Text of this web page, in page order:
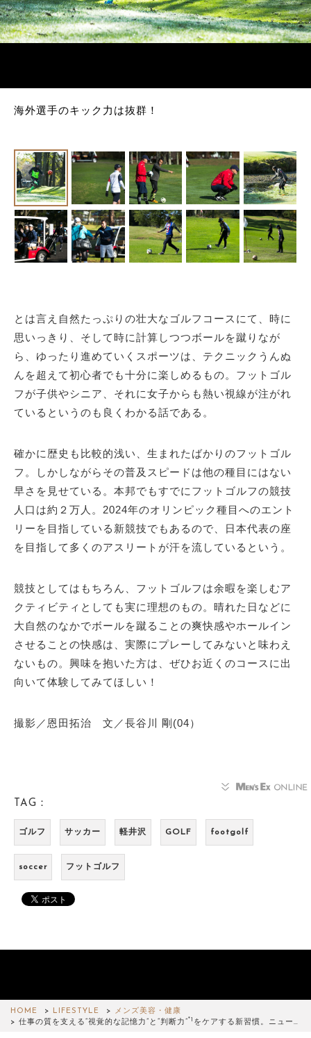
海外選手のキック力は抜群！
とは言え自然たっぷりの壮大なゴルフコースにて、時に
思いっきり、そして時に計算しつつボールを蹴りなが
ら、ゆったり進めていくスポーツは、テクニックうんぬ
んを超えて初心者でも十分に楽しめるもの。フットゴル
フが子供やシニア、それに女子からも熱い視線が注がれ
ているというのも良くわかる話である。
確かに歴史も比較的浅い、生まれたばかりのフットゴル
フ。しかしながらその普及スピードは他の種目にはない
早さを見せている。本邦でもすでにフットゴルフの競技
人口は約２万人。2024年のオリンピック種目へのエント
リーを目指している新競技でもあるので、日本代表の座
を目指して多くのアスリートが汗を流しているという。
競技としてはもちろん、フットゴルフは余暇を楽しむア
クティビティとしても実に理想のもの。晴れた日などに
大自然のなかでボールを蹴ることの爽快感やホールイン
させることの快感は、実際にプレーしてみないと味わえ
ないもの。興味を抱いた方は、ぜひお近くのコースに出
向いて体験してみてほしい！
撮影／恩田拓治 文／長谷川 剛(04）
TAG：
ゴルフ サッカー 軽井沢 GOLF footgolf
soccer フットゴルフ
HOME LIFESTYLE
メンズ美容・健康
仕事の質を支える“視覚的な記憶力”と“判断力”
*1 をケアする新習慣。ニュー…